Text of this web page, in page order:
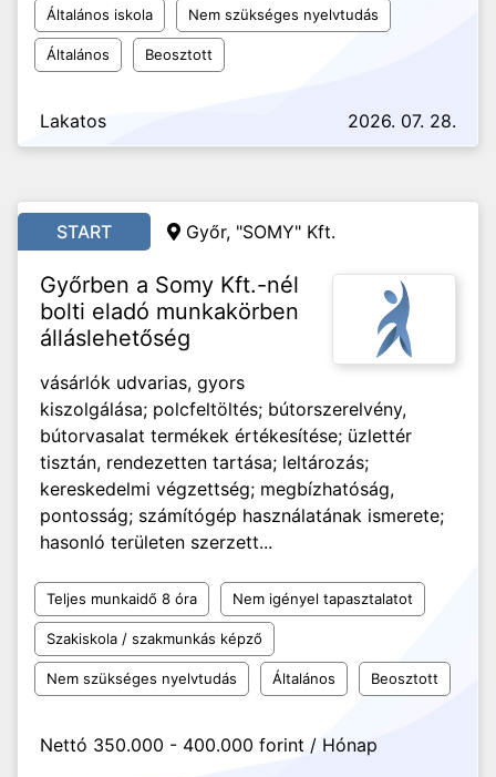
Általános iskola Nem szükséges nyelvtudás
Általános Beosztott
Lakatos 2026. 07. 28.
START Győr, "SOMY" Kft.
Győrben a Somy Kft.-nél
bolti eladó munkakörben
álláslehetőség
vásárlók udvarias, gyors
kiszolgálása; polcfeltöltés; bútorszerelvény,
bútorvasalat termékek értékesítése; üzlettér
tisztán, rendezetten tartása; leltározás;
kereskedelmi végzettség; megbízhatóság,
pontosság; számítógép használatának ismerete;
hasonló területen szerzett...
Teljes munkaidő 8 óra Nem igényel tapasztalatot
Szakiskola / szakmunkás képző
Nem szükséges nyelvtudás Általános Beosztott
Nettó 350.000 - 400.000 forint / Hónap